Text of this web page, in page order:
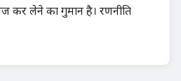
कर लेने का गुमान है। रणनीति